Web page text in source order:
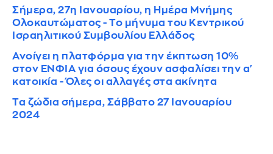
Σήμερα, 27η Ιανουαρίου, η Ημέρα Μνήμης
Ολοκαυτώματος - Το μήνυμα του Κεντρικού
Ισραηλιτικού Συμβουλίου Ελλάδος
Ανοίγει η πλατφόρμα για την έκπτωση 10%
στον ΕΝΦΙΑ για όσους έχουν ασφαλίσει την α'
κατοικία - Όλες οι αλλαγές στα ακίνητα
Τα ζώδια σήμερα, Σάββατο 27 Ιανουαρίου
2024